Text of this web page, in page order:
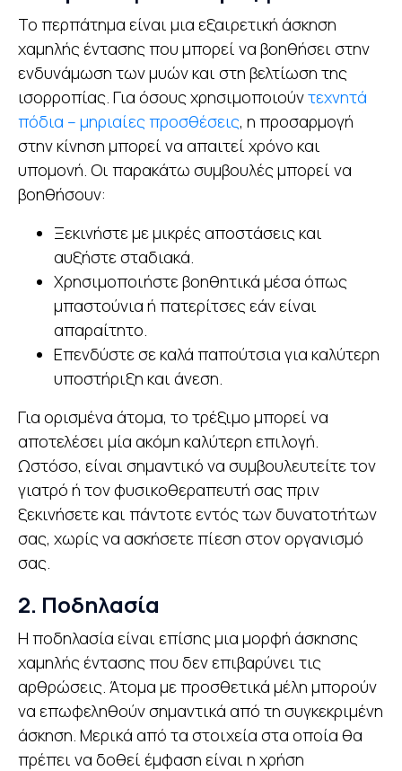
Το περπάτημα είναι μια εξαιρετική άσκηση
χαμηλής έντασης που μπορεί να βοηθήσει στην
ενδυνάμωση των μυών και στη βελτίωση της
ισορροπίας. Για όσους χρησιμοποιούντεχνητά
πόδια – μηριαίες προσθέσεις, η προσαρμογή
στην κίνηση μπορεί να απαιτεί χρόνο και
υπομονή. Οι παρακάτω συμβουλές μπορεί να
βοηθήσουν:
Ξεκινήστε με μικρές αποστάσεις και
αυξήστε σταδιακά.
Χρησιμοποιήστε βοηθητικά μέσα όπως
μπαστούνια ή πατερίτσες εάν είναι
απαραίτητο.
Επενδύστε σε καλά παπούτσια για καλύτερη
υποστήριξη και άνεση.
Για ορισμένα άτομα, το τρέξιμο μπορεί να
αποτελέσει μία ακόμη καλύτερη επιλογή.
Ωστόσο, είναι σημαντικό να συμβουλευτείτε τον
γιατρό ή τον φυσικοθεραπευτή σας πριν
ξεκινήσετε και πάντοτε εντός των δυνατοτήτων
σας, χωρίς να ασκήσετε πίεση στον οργανισμό
σας.
2. Ποδηλασία
Η ποδηλασία είναι επίσης μια μορφή άσκησης
χαμηλής έντασης που δεν επιβαρύνει τις
αρθρώσεις. Άτομα με προσθετικά μέλη μπορούν
να επωφεληθούν σημαντικά από τη συγκεκριμένη
άσκηση. Μερικά από τα στοιχεία στα οποία θα
πρέπει να δοθεί έμφαση είναι η χρήση